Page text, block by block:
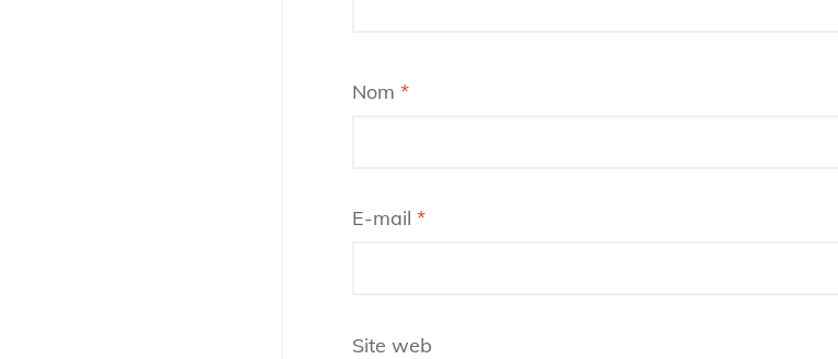
Nom *
E-mail *
Site web